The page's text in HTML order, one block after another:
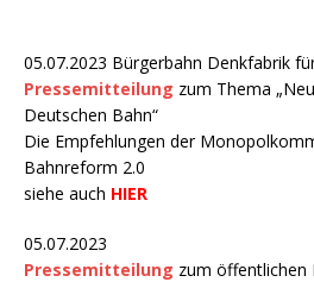
05.07.2023 Bürgerbahn Denkfabrik
Pressemitteilung zum Thema
Deutschen Bahn“
Die Empfehlungen der
Bahnreform 2.0
siehe auch HIER
05.07.2023
Pressemitteilung zum